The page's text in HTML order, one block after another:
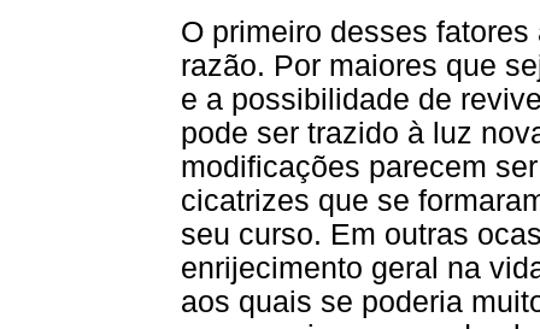
O primeiro desses
razão. Por maiores que
e a possibilidade de
pode ser trazido à luz
modificações parecem
cicatrizes que se
seu curso. Em outras
enrijecimento geral na
aos quais se poderia